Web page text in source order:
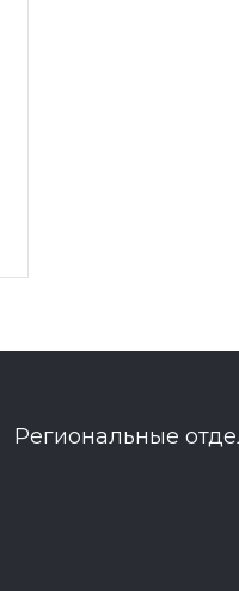
Региональные